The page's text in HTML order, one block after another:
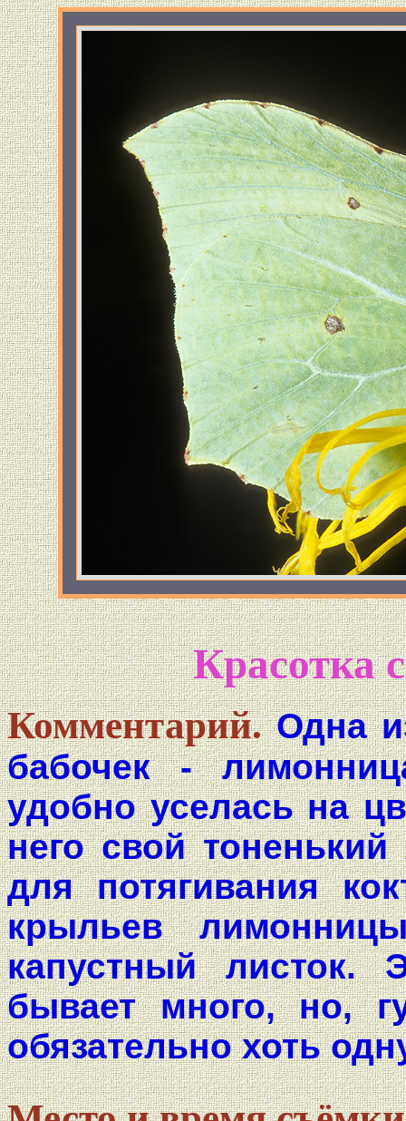
Красотка
Комментарий.Одна
бабочек -
удобно уселась на
него свой
для потягивания
крыльев
капустный листок.
бывает много, но,
обязательно хоть